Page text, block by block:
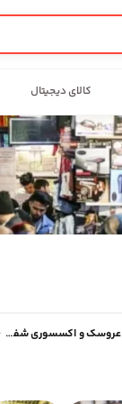
کالای دیجیتال
تولید و پخش عروسک و اکسسوری شفیعی